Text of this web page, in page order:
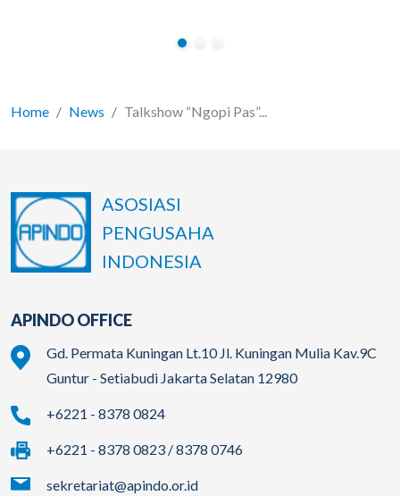
Home News Talkshow “Ngopi Pas”...
ASOSIASI
PENGUSAHA
INDONESIA
APINDO OFFICE
Gd. Permata Kuningan Lt.10 Jl. Kuningan Mulia Kav.9C
Guntur - Setiabudi Jakarta Selatan 12980
+6221 - 8378 0824
+6221 - 8378 0823 / 8378 0746
sekretariat@apindo.or.id